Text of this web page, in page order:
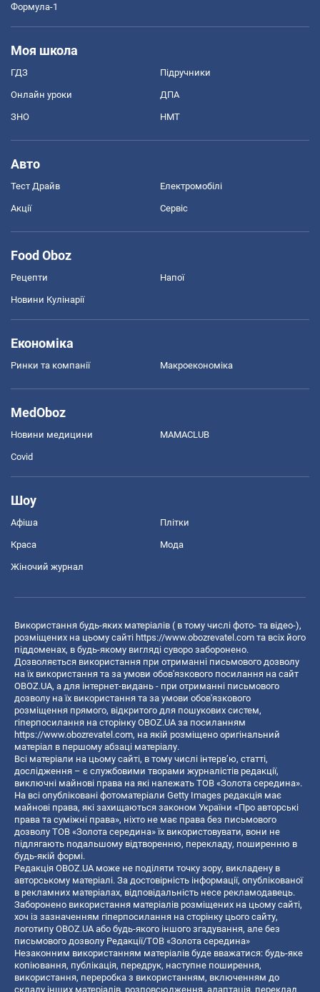
Формула-1
Моя школа
ГДЗ Підручники
Онлайн уроки ДПА
ЗНО НМТ
Авто
Тест Драйв Електромобілі
Акції Сервіс
Food Oboz
Рецепти Напої
Новини Кулінарії
Економіка
Ринки та компанії Макроекономіка
MedOboz
Новини медицини MAMACLUB
Covid
Шоу
Афіша Плітки
Краса Мода
Жіночий журнал
Використання будь-яких матеріалів ( в тому числі фото- та відео-),
розміщених на цьому сайті https://www.obozrevatel.com та всіх його
піддоменах, в будь-якому вигляді суворо заборонено.
Дозволяється використання при отриманні письмового дозволу
на їх використання та за умови обов'язкового посилання на сайт
OBOZ.UA, а для інтернет-видань - при отриманні письмового
дозволу на їх використання та за умови обов'язкового
розміщення прямого, відкритого для пошукових систем,
гіперпосилання на сторінку OBOZ.UA за посиланням
https://www.obozrevatel.com, на якій розміщено оригінальний
матеріал в першому абзаці матеріалу.
Всі матеріали на цьому сайті, в тому числі інтерв’ю, статті,
дослідження – є службовими творами журналістів редакції,
виключні майнові права на які належать ТОВ «Золота середина».
На всі опубліковані фотоматеріали Getty Images редакція має
майнові права, які захищаються законом України «Про авторські
права та суміжні права», ніхто не має права без письмового
дозволу ТОВ «Золота середина» їх використовувати, вони не
підлягають подальшому відтворенню, перекладу, поширенню в
будь-якій формі.
Редакція OBOZ.UA може не поділяти точку зору, викладену в
авторському матеріалі. За достовірність інформації, опублікованої
в рекламних матеріалах, відповідальність несе рекламодавець.
Заборонено використання матеріалів розміщених на цьому сайті,
хоч із зазначенням гіперпосилання на сторінку цього сайту,
логотипу OBOZ.UA або будь-якого іншого згадування, але без
письмового дозволу Редакції/ТОВ «Золота середина»
Незаконним використанням матеріалів буде вважатися: будь-яке
копiювання, публiкацiя, передрук, наступне поширення,
використання, переробка з використанням, включенням до
складу інших матеріалів, розповсюдження, адаптація, переклад